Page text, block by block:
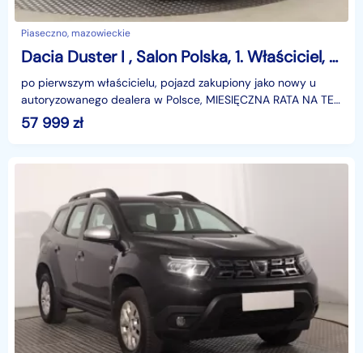
Piaseczno, mazowieckie
Dacia Duster I , Salon Polska, 1. Właściciel, Serwis ASO, GAZ, Navi,
po pierwszym właścicielu, pojazd zakupiony jako nowy u
autoryzowanego dealera w Polsce, MIESIĘCZNA RATA NA TEN
SAMOCHÓD JUŻ OD 345 PLN*Podana w ogłoszeniu loka
57 999 zł